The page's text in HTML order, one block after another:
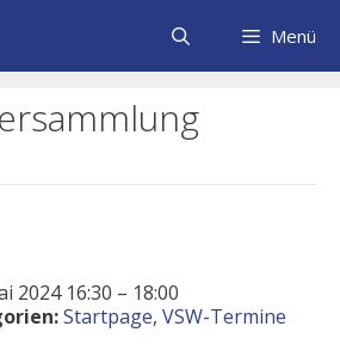
Menü
2024 16:30 – 18:00
Startpage, VSW-Termine